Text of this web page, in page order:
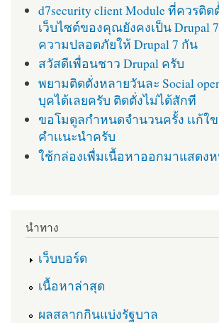
d7security client Module ที่ควรติ
เว็บไซต์ของคุณยังคงเป็น Drupal
ความปลอดภัยให้ Drupal 7 กัน
สวัสดีเพื่อนชาว Drupal ครับ
พยามติดตั่งหลายวันละ Social
บุคได้เลยครับ ติดตั่งไม่ได้สักที
ขอโมดูลกำหนดจำนวนครั้ง เเก้ใ
คำเเนะนำครับ
ใช้กล่องเพื่มเนื้อหาออกมาแสดงห
นำทาง
เว็บบอร์ด
เนื้อหาล่าสุด
ผลสลากกินแบ่งรัฐบาล